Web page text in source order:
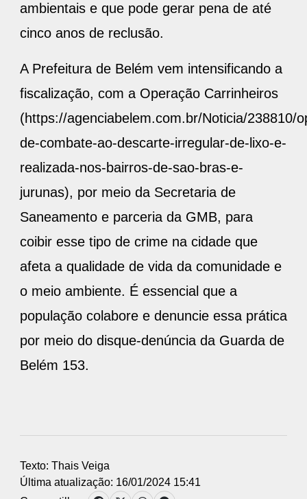
ambientais e que pode gerar pena de até
cinco anos de reclusão.
A Prefeitura de Belém vem intensificando a
fiscalização, com a Operação Carrinheiros
(https://agenciabelem.com.br/Noticia/238810/
de-combate-ao-descarte-irregular-de-lixo-e-
realizada-nos-bairros-de-sao-bras-e-
jurunas), por meio da Secretaria de
Saneamento e parceria da GMB, para
coibir esse tipo de crime na cidade que
afeta a qualidade de vida da comunidade e
o meio ambiente. É essencial que a
população colabore e denuncie essa prática
por meio do disque-denúncia da Guarda de
Belém 153.
Texto: Thais Veiga
Última atualização: 16/01/2024 15:41